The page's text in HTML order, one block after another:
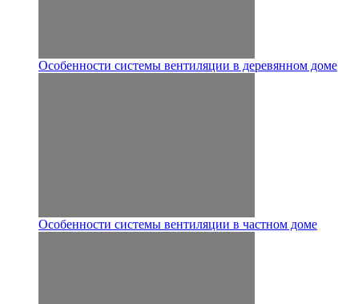
Особенности системы вентиляции в деревянном доме
Особенности системы вентиляции в частном доме